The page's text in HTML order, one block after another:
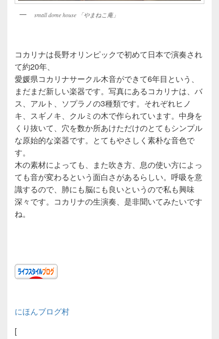
small dome house 「やまねこ庵」
コカリナは長野オリンピックで初めて日本で演奏され
て約20年、
愛媛県コカリナサークル木音ができて6年目という、
まだまだ新しい楽器です。写真にあるコカリナは、バ
ス、アルト、ソプラノの3種類です。それぞれヒノ
キ、スギノキ、クルミの木で作られています。中身を
くり抜いて、穴を数か所あけただけのとてもシンプル
な原始的な楽器です。とてもやさしく素朴な音色で
す。
木の素材によっても、また吹き方、息の使い方によっ
ても音が変わるという面白さがあるらしい。呼吸を意
識するので、肺にも脳にも良いというので私も興味
深々です。コカリナの生演奏、是非聞いてみたいです
ね。
にほんブログ村
[